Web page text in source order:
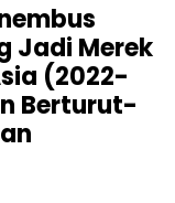
Jadi Merek
(2022-
Berturut-